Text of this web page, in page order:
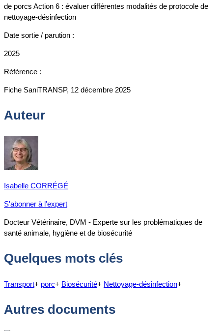
de porcs Action 6 : évaluer différentes modalités de protocole de
nettoyage-désinfection
Date sortie / parution :
2025
Référence :
Fiche SaniTRANSP, 12 décembre 2025
Auteur
Isabelle CORRÉGÉ
S'abonner à l'expert
Docteur Vétérinaire, DVM - Experte sur les problématiques de
santé animale, hygiène et de biosécurité
Quelques mots clés
Transport+ porc+ Biosécurité+ Nettoyage-désinfection+
Autres documents